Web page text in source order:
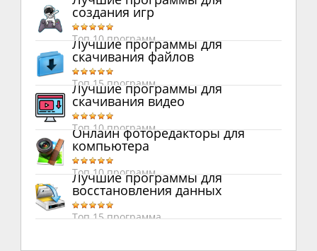
создания игр
Топ 10 программ
Лучшие программы для
скачивания файлов
Топ 15 программ
Лучшие программы для
скачивания видео
Топ 10 программ
Онлайн фоторедакторы для
компьютера
Топ 10 программ
Лучшие программы для
восстановления данных
Топ 15 программа